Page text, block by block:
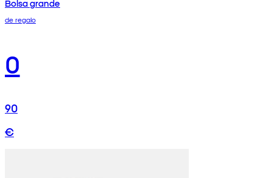
Bolsa grande
de regalo
0
90
€